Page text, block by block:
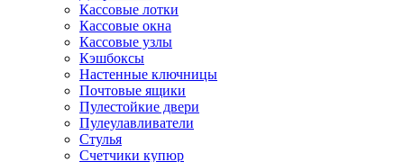
Кассовые лотки
Кассовые окна
Кассовые узлы
Кэшбоксы
Настенные ключницы
Почтовые ящики
Пулестойкие двери
Пулеулавливатели
Стулья
Счетчики купюр